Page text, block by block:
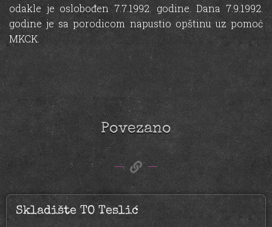
odakle je oslobođen 7.7.1992. godine. Dana 7.9.1992.
godine je sa porodicom napustio opštinu uz pomoć
MKCK.
Povezano
Skladište TO Teslić